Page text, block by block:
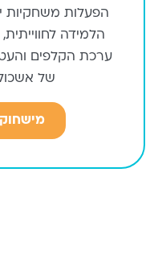
הפעלות משחקיות
הלמידה
ערכת הקלפים
של